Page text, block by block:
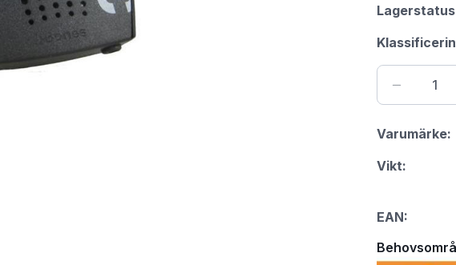
Varumärke:
Vikt:
EAN: